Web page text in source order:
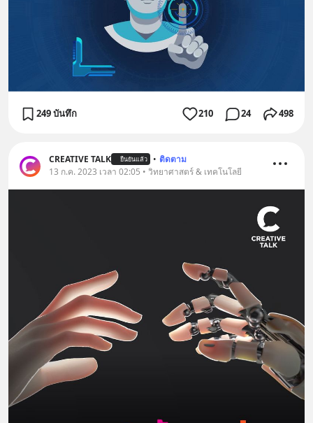
249 บันทึก 210 24 498
CREATIVE TALK ยืนยันแล้ว • ติดตาม
13 ก.ค. 2023 เวลา 02:05 • วิทยาศาสตร์ & เทคโนโลยี